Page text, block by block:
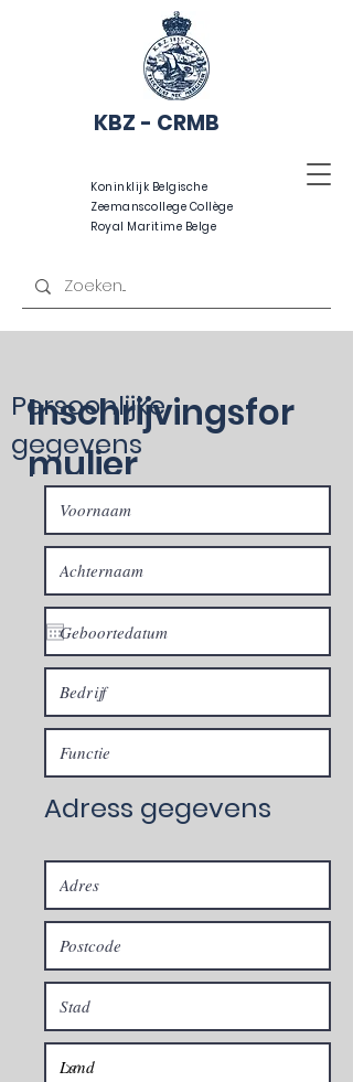
KBZ - CRMB
Koninklijk Belgische
Zeemanscollege Collège
Royal Maritime Belge
Inschrijvingsfor
mulier
Persoonlijke
gegevens
Adress gegevens